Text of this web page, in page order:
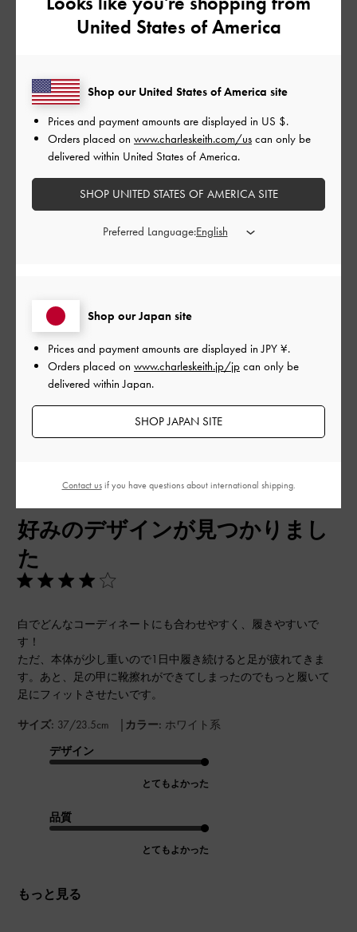
ご利用者様
ベルトの留め具が四角と丸で形が違ってワンランク上のおしゃ
れだと思いました！
奇抜すぎないからどんなコーデにも合ってお気に入りです！
37/23.5cm |カラー: ホワイト系
とてもよかった
もっと見る
2024-10-13
このレビューは役に立ちましたか？
ご利用者様
好みのデザインが見つかりまし
た
白でどんなコーディネートにも合わせやすく、履きやすいで
す！
ただ、本体が少し重いので1日中履き続けると足が疲れてきま
す。あと、足の甲に靴擦れができてしまったのでもっと履いて
足にフィットさせたいです。
サイズ: 37/23.5cm | カラー: ホワイト系
デザイン
とてもよかった
品質
とてもよかった
もっと見る
開
2024-10-06
United States of America
Shop our Japan site
Prices and payment amounts are displayed inJPY ¥.
Orders placed on www.charleskeith.jp/jp can only be
delivered within Japan.
SHOP JAPAN SITE
Shop our United States of America site
Prices and payment amounts are displayed in US $.
Orders placed on www.charleskeith.com/us can only be
delivered within United States of America.
SHOP UNITED STATES OF AMERICA SITE
Preferred Language:
Contact usif you have questions about international shipping.